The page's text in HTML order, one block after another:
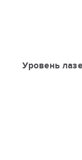
Уровень